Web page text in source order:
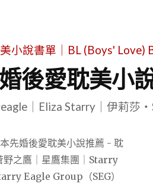
小說書單｜BL (Boys' Love)
後愛耽美小
｜Eliza Starry｜伊莉莎